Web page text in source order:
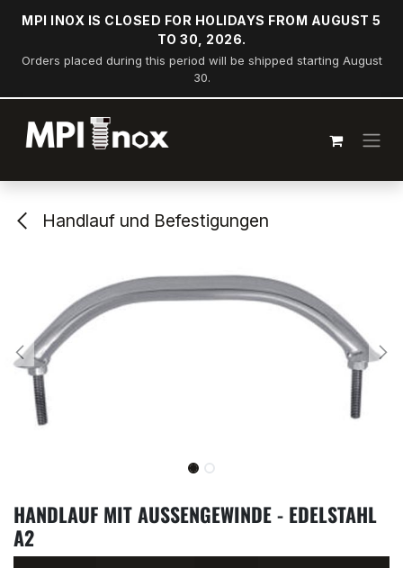
Zum Inhalt springen
MPI INOX IS CLOSED FOR HOLIDAYS FROM AUGUST 5
TO 30, 2026.
Orders placed during this period will be shipped starting August
30.
Handlauf und Befestigungen
HANDLAUF MIT AUSSENGEWINDE - EDELSTAHL
A2